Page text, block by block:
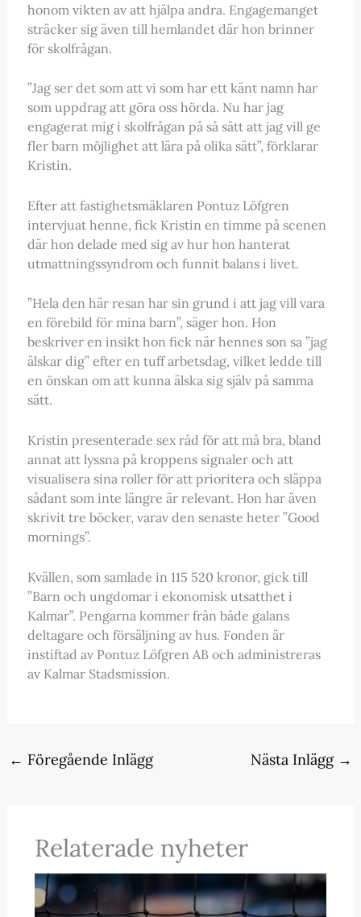
honom vikten av att hjälpa andra. Engagemanget
sträcker sig även till hemlandet där hon brinner
för skolfrågan.
”Jag ser det som att vi som har ett känt namn har
som uppdrag att göra oss hörda. Nu har jag
engagerat mig i skolfrågan på så sätt att jag vill ge
fler barn möjlighet att lära på olika sätt”, förklarar
Kristin.
Efter att fastighetsmäklaren Pontuz Löfgren
intervjuat henne, fick Kristin en timme på scenen
där hon delade med sig av hur hon hanterat
utmattningssyndrom och funnit balans i livet.
”Hela den här resan har sin grund i att jag vill vara
en förebild för mina barn”, säger hon. Hon
beskriver en insikt hon fick när hennes son sa ”jag
älskar dig” efter en tuff arbetsdag, vilket ledde till
en önskan om att kunna älska sig själv på samma
sätt.
Kristin presenterade sex råd för att må bra, bland
annat att lyssna på kroppens signaler och att
visualisera sina roller för att prioritera och släppa
sådant som inte längre är relevant. Hon har även
skrivit tre böcker, varav den senaste heter ”Good
mornings”.
Kvällen, som samlade in 115 520 kronor, gick till
”Barn och ungdomar i ekonomisk utsatthet i
Kalmar”. Pengarna kommer från både galans
deltagare och försäljning av hus. Fonden är
instiftad av Pontuz Löfgren AB och administreras
av Kalmar Stadsmission.
← Föregående Inlägg Nästa Inlägg →
Relaterade nyheter